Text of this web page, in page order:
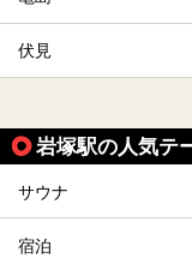
伏見
岩塚駅の人気テ
サウナ
宿泊